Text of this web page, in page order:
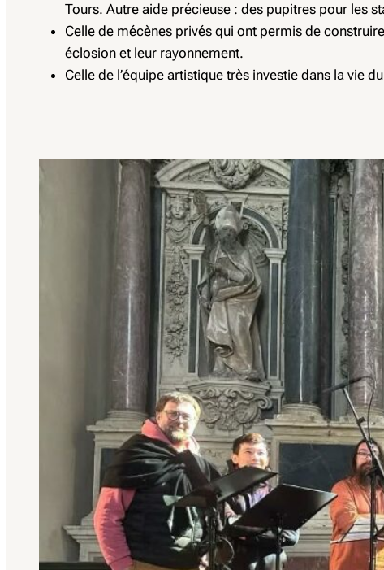
Tours. Autre aide précieuse : des pupitres pour les
Celle de mécènes privés qui ont permis de
éclosion et leur rayonnement.
Celle de l’équipe artistique très investie dans la vie